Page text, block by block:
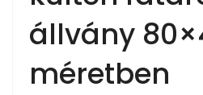
állvány
méretben